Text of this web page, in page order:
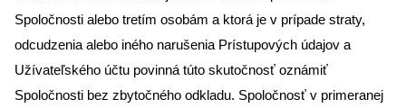
Spoločnosti alebo tretím osobám a ktorá je v prípade straty,
odcudzenia alebo iného narušenia Prístupových údajov a
Užívateľského účtu povinná túto skutočnosť oznámiť
Spoločnosti bez zbytočného odkladu. Spoločnosť v primeranej